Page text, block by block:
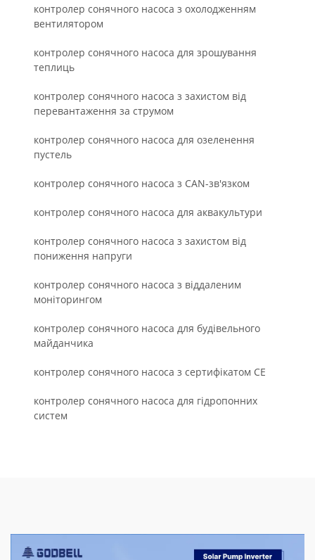
контролер сонячного насоса з охолодженням
вентилятором
контролер сонячного насоса для зрошування
теплиць
контролер сонячного насоса з захистом від
перевантаження за струмом
контролер сонячного насоса для озеленення
пустель
контролер сонячного насоса з CAN-зв'язком
контролер сонячного насоса для аквакультури
контролер сонячного насоса з захистом від
пониження напруги
контролер сонячного насоса з віддаленим
моніторингом
контролер сонячного насоса для будівельного
майданчика
контролер сонячного насоса з сертифікатом СЕ
контролер сонячного насоса для гідропонних
систем